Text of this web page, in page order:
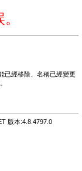
已經移除、名稱已經變更
版本:4.8.4797.0